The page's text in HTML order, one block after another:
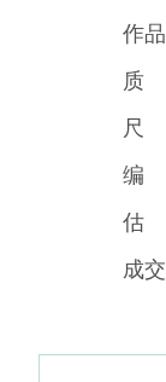
作品
质
尺
编
估
成